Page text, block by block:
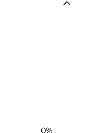
0%